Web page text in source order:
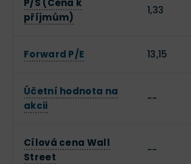
P/S (Cena k
příjmům)
1,33
Forward P/E 13,15
Účetní hodnota na
akcii
--
Cílová cena Wall
Street
--